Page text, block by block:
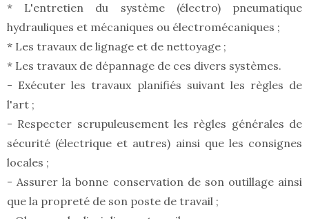
* L'entretien du système (électro) pneumatique
hydrauliques et mécaniques ou électromécaniques ;
* Les travaux de lignage et de nettoyage ;
* Les travaux de dépannage de ces divers systèmes.
- Exécuter les travaux planifiés suivant les règles de
l'art ;
- Respecter scrupuleusement les règles générales de
sécurité (électrique et autres) ainsi que les consignes
locales ;
- Assurer la bonne conservation de son outillage ainsi
que la propreté de son poste de travail ;